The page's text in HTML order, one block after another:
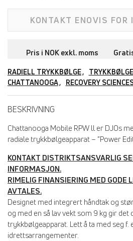
KONTAKT ENOVIS FOR
Pris i NOK exkl. moms
RADIELL TRYKKBØLGE TRYKKBØLGE
CHATTANOOGA
RECOVERY
BESKRIVNING
Chattanooga Mobile RPW ll er DJOs
radiale trykkbølgeapparat – ”Power
KONTAKT DISTRIKTSANSVARLIG
INFORMASJON.
RIMELIG FINANSIERING MED GODE
AVTALES.
Designet med integrert håndtak og
og med en så lav vekt som 9 kg gir
trykkbølgeapparat. Lett å ta med seg
idrettsarrangementer.